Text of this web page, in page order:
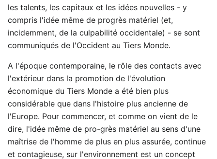
les talents, les capitaux et les idées nouvelles - y
compris l'idée même de progrès matériel (et,
incidemment, de la culpabilité occidentale) - se sont
communiqués de l'Occident au Tiers Monde.
A l'époque contemporaine, le rôle des contacts avec
l'extérieur dans la promotion de l'évolution
économique du Tiers Monde a été bien plus
considérable que dans l'histoire plus ancienne de
l'Europe. Pour commencer, et comme on vient de le
dire, l'idée même de pro-grès matériel au sens d'une
maîtrise de l'homme de plus en plus assurée, continue
et contagieuse, sur l'environnement est un concept